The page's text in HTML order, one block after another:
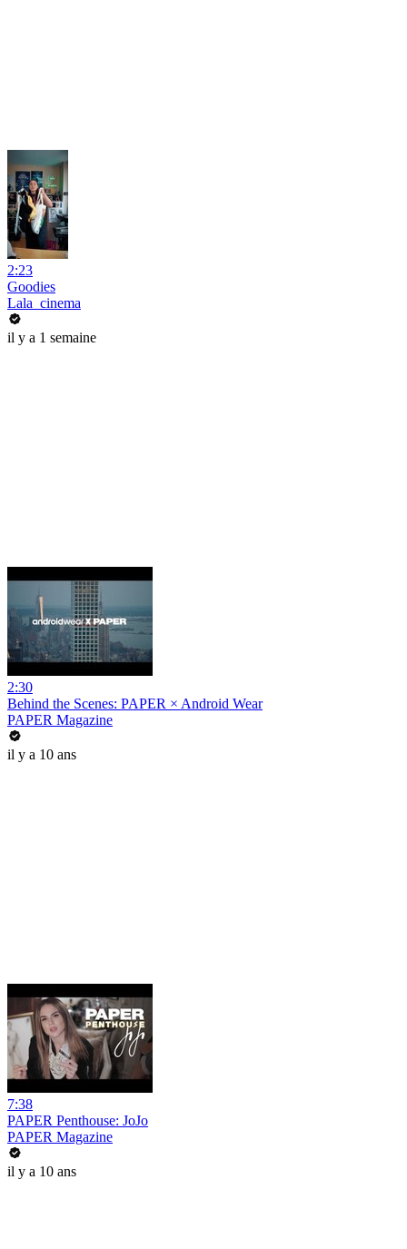
2:23
Goodies
Lala_cinema
il y a 1 semaine
2:30
Behind the Scenes: PAPER × Android Wear
PAPER Magazine
il y a 10 ans
7:38
PAPER Penthouse: JoJo
PAPER Magazine
il y a 10 ans